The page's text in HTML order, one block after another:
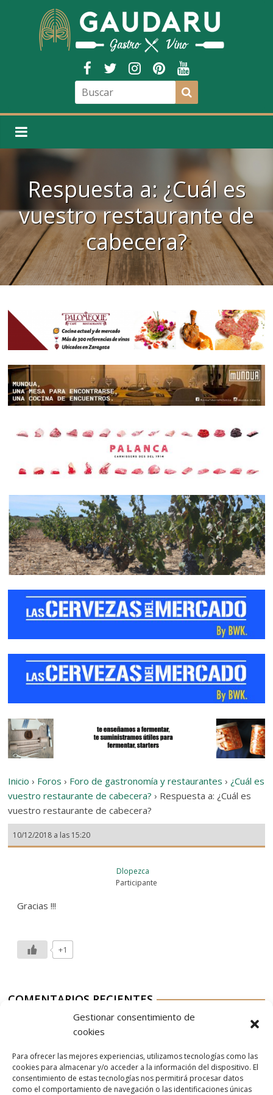
Gestionar consentimiento de
cookies
Para ofrecer las mejores experiencias, utilizamos tecnologías como las
cookies para almacenar y/o acceder a la información del dispositivo. El
consentimiento de estas tecnologías nos permitirá procesar datos
como el comportamiento de navegación o las identificaciones únicas
Respuesta a: ¿Cuál es
vuestro restaurante de
cabecera?
Inicio › Foros › Foro de gastronomía y restaurantes › ¿Cuál es
vuestro restaurante de cabecera? › Respuesta a: ¿Cuál es
vuestro restaurante de cabecera?
10/12/2018 a las 15:20
Dlopezca
Participante
Gracias !!!
+1
COMENTARIOS RECIENTES
Nordés Vermouth Rojo
Aurelio G-MenNordés Vermouth Rojo
AitorenNordés Vermouth Rojo